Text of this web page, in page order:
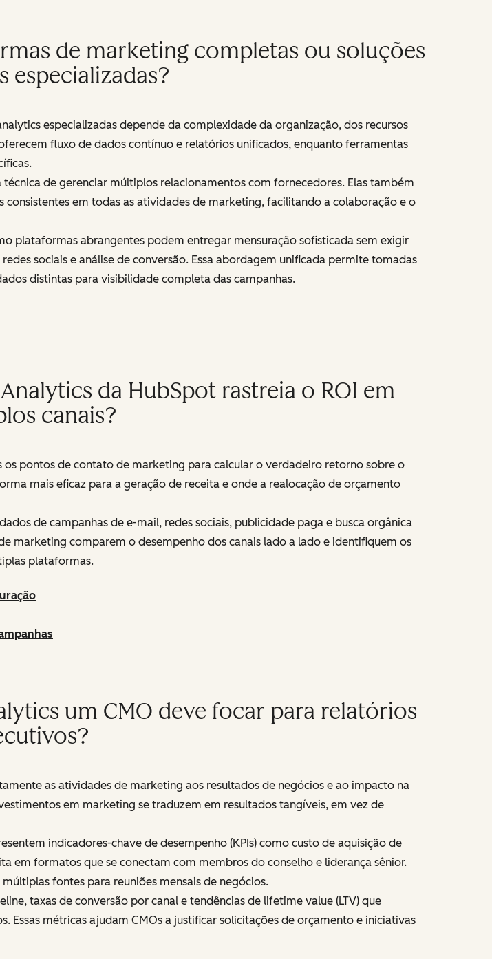
de marketing completas ou soluções
especializadas?
especializadas depende da complexidade da organização, dos recursos
fluxo de dados contínuo e relatórios unificados, enquanto ferramentas
de gerenciar múltiplos relacionamentos com fornecedores. Elas também
em todas as atividades de marketing, facilitando a colaboração e o
plataformas abrangentes podem entregar mensuração sofisticada sem exigir
sociais e análise de conversão. Essa abordagem unificada permite tomadas
distintas para visibilidade completa das campanhas.
da HubSpot rastreia o ROI em
canais?
pontos de contato de marketing para calcular o verdadeiro retorno sobre o
mais eficaz para a geração de receita e onde a realocação de orçamento
de campanhas de e-mail, redes sociais, publicidade paga e busca orgânica
marketing comparem o desempenho dos canais lado a lado e identifiquem os
plataformas.
um CMO deve focar para relatórios
as atividades de marketing aos resultados de negócios e ao impacto na
em marketing se traduzem em resultados tangíveis, em vez de
indicadores-chave de desempenho (KPIs) como custo de aquisição de
em formatos que se conectam com membros do conselho e liderança sênior.
fontes para reuniões mensais de negócios.
taxas de conversão por canal e tendências de lifetime value (LTV) que
métricas ajudam CMOs a justificar solicitações de orçamento e iniciativas